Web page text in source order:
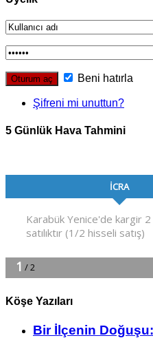
Beni hatırla
Şifreni mi unuttun?
5 Günlük Hava Tahmini
Köşe Yazıları
Bir İlçe­nin